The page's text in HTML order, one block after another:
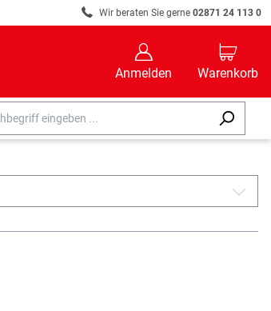
R Wir beraten Sie gerne 02871 24 113 0
B
Anmelden
C
Warenkorb
A